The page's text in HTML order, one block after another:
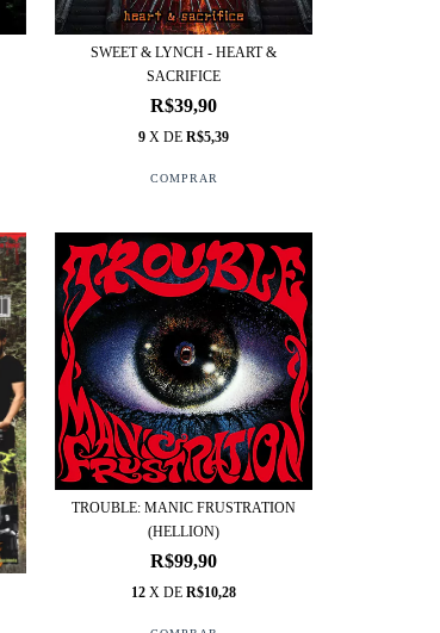
SWEET & LYNCH - HEART &
SACRIFICE
R$39,90
9 X DER$5,39
TROUBLE: MANIC FRUSTRATION
(HELLION)
R$99,90
12 X DER$10,28